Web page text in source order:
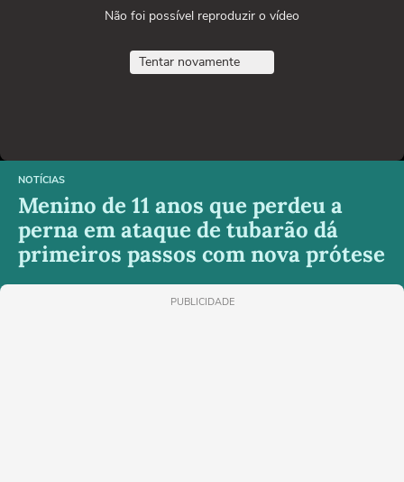
Não foi possível reproduzir o vídeo
Tentar novamente
NOTÍCIAS
Menino de 11 anos que perdeu a
perna em ataque de tubarão dá
primeiros passos com nova prótese
PUBLICIDADE